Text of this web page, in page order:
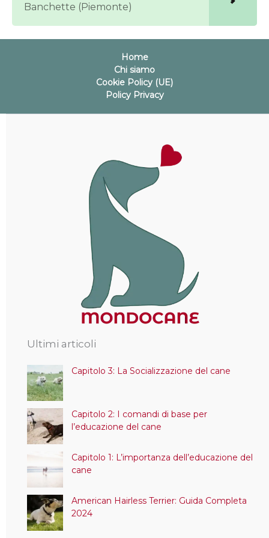
Banchette (Piemonte)
Home
Chi siamo
Cookie Policy (UE)
Policy Privacy
Ultimi articoli
Capitolo 3: La Socializzazione del cane
Capitolo 2: I comandi di base per
l’educazione del cane
Capitolo 1: L’importanza dell’educazione del
cane
American Hairless Terrier: Guida Completa
2024